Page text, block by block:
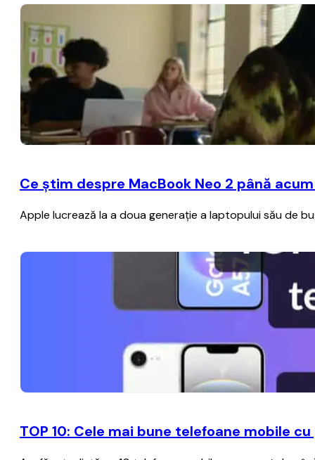
Ce știm despre MacBook Neo 2 până
Apple lucrează la a doua generație a laptopului său de
TOP 10: Cele mai bune telefoane mobile